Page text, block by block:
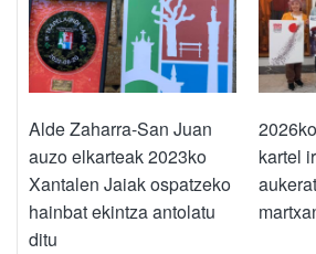
Alde Zaharra-San Juan
auzo elkarteak 2023ko
Xantalen Jaiak ospatzeko
hainbat ekintza antolatu
ditu
kartel